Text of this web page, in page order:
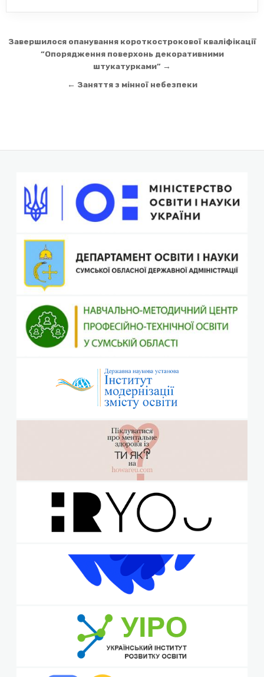
Навігація
записів
Завершилося опанування короткострокової кваліфікації
“Опорядження поверхонь декоративними
штукатурками” →
← Заняття з мінної небезпеки